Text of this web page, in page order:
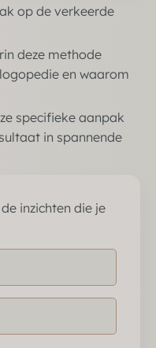
op de verkeerde
deze methode
en waarom
specifieke aanpak
in spannende
inzichten die je